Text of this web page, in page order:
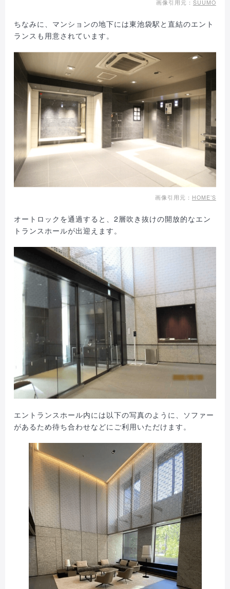
画像引用元： SUUMO
ちなみに、マンションの地下には東池袋駅と直結のエント
ランスも用意されています。
画像引用元： HOME’S
オートロックを通過すると、2層吹き抜けの開放的なエン
トランスホールが出迎えます。
エントランスホール内には以下の写真のように、ソファー
があるため待ち合わせなどにご利用いただけます。